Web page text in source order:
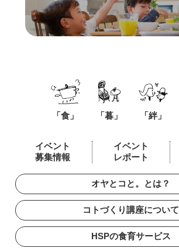
「食」 「暮」 「絆」
イベント
募集情報
イベント
レポート
オヤとコと。とは？
コトづくり講座について
HSPの食育サービス